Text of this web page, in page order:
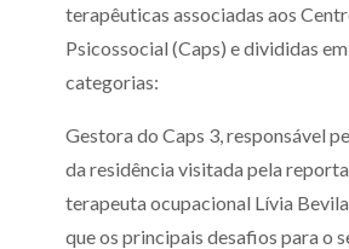
terapêuticas associadas aos
Psicossocial (Caps) e divididas
categorias:
Gestora do Caps 3, responsável
da residência visitada pela
terapeuta ocupacional Lívia
que os principais desafios para o